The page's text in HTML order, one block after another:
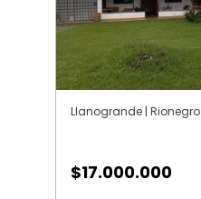
Llanogrande | Rionegro
$17.000.000